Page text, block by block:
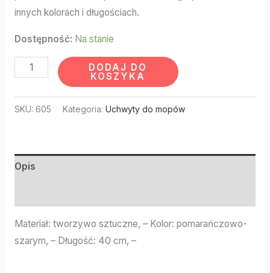
innych kolorach i długościach.
Dostępność: Na stanie
DODAJ DO
KOSZYKA
SKU: 605 Kategoria: Uchwyty do mopów
Opis
Materiał: tworzywo sztuczne, – Kolor: pomarańczowo-
szarym, – Długość: 40 cm, –